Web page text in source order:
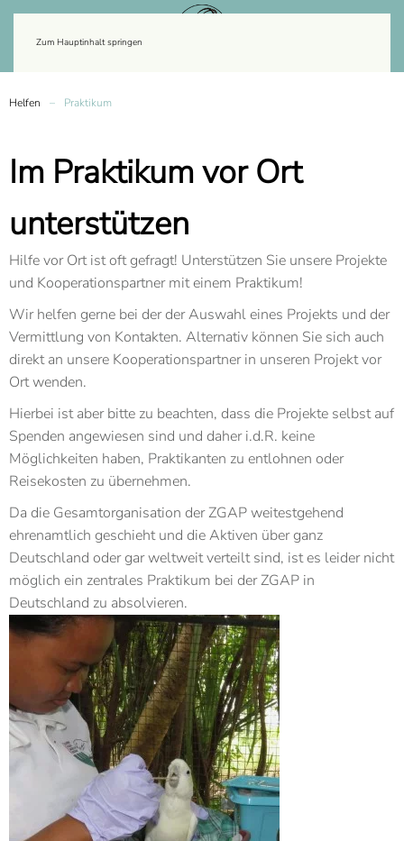
Zum Hauptinhalt springen
Helfen Praktikum
Im Praktikum vor Ort
unterstützen
Hilfe vor Ort ist oft gefragt! Unterstützen Sie unsere Projekte
und Kooperationspartner mit einem Praktikum!
Wir helfen gerne bei der der Auswahl eines Projekts und der
Vermittlung von Kontakten. Alternativ können Sie sich auch
direkt an unsere Kooperationspartner in unseren Projekt vor
Ort wenden.
Hierbei ist aber bitte zu beachten, dass die Projekte selbst auf
Spenden angewiesen sind und daher i.d.R. keine
Möglichkeiten haben, Praktikanten zu entlohnen oder
Reisekosten zu übernehmen.
Da die Gesamtorganisation der ZGAP weitestgehend
ehrenamtlich geschieht und die Aktiven über ganz
Deutschland oder gar weltweit verteilt sind, ist es leider nicht
möglich ein zentrales Praktikum bei der ZGAP in
Deutschland zu absolvieren.